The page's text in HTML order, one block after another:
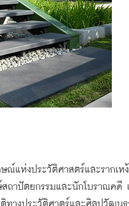
แห่งประวัติศาสตร์และรากเหง้
ถาปัตยกรรมและนักโบราณคดี
างประวัติศาตร์และศิลปวัฒนธ